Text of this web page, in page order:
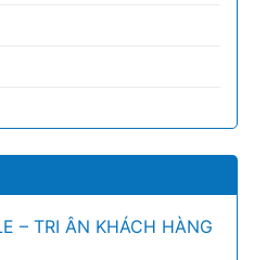
– TRI ÂN KHÁCH HÀNG